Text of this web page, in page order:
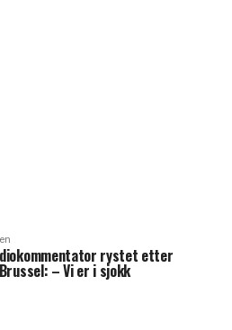
rystet etter
– Vi er i sjokk